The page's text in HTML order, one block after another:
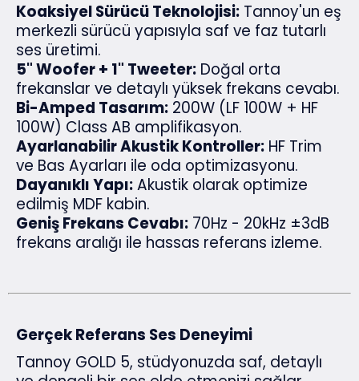
Koaksiyel Sürücü Teknolojisi: Tannoy'un eş
merkezli sürücü yapısıyla saf ve faz tutarlı
ses üretimi.
5" Woofer + 1" Tweeter: Doğal orta
frekanslar ve detaylı yüksek frekans cevabı.
Bi-Amped Tasarım: 200W (LF 100W + HF
100W) Class AB amplifikasyon.
Ayarlanabilir Akustik Kontroller: HF Trim
ve Bas Ayarları ile oda optimizasyonu.
Dayanıklı Yapı:Akustik olarak optimize
edilmiş MDF kabin.
Geniş Frekans Cevabı: 70Hz - 20kHz ±3dB
frekans aralığı ile hassas referans izleme.
Gerçek Referans Ses Deneyimi
Tannoy GOLD 5, stüdyonuzda saf, detaylı